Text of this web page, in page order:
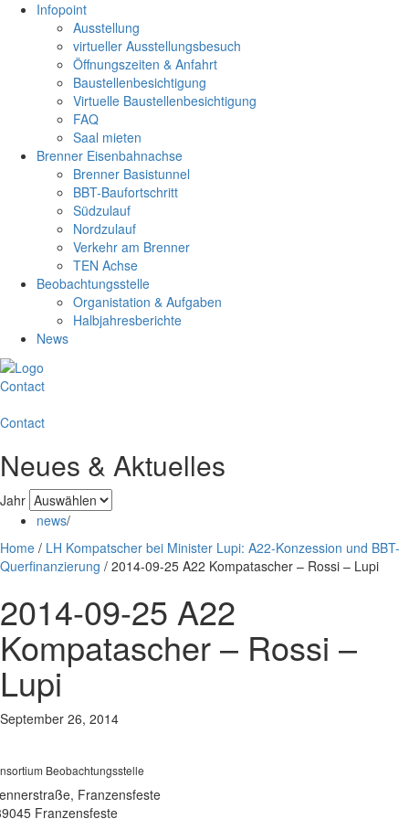
Infopoint
Ausstellung
virtueller Ausstellungsbesuch
Öffnungszeiten & Anfahrt
Baustellenbesichtigung
Virtuelle Baustellenbesichtigung
FAQ
Saal mieten
Brenner Eisenbahnachse
Brenner Basistunnel
BBT-Baufortschritt
Südzulauf
Nordzulauf
Verkehr am Brenner
TEN Achse
Beobachtungsstelle
Organistation & Aufgaben
Halbjahresberichte
News
Contact
Contact
Neues & Aktuelles
Jahr
news/
Home / LH Kompatscher bei Minister Lupi: A22-Konzession und BBT-
Querfinanzierung / 2014-09-25 A22 Kompatascher – Rossi – Lupi
2014-09-25 A22
Kompatascher – Rossi –
Lupi
September 26, 2014
Beobachtungsstelle
Franzensfeste
Franzensfeste